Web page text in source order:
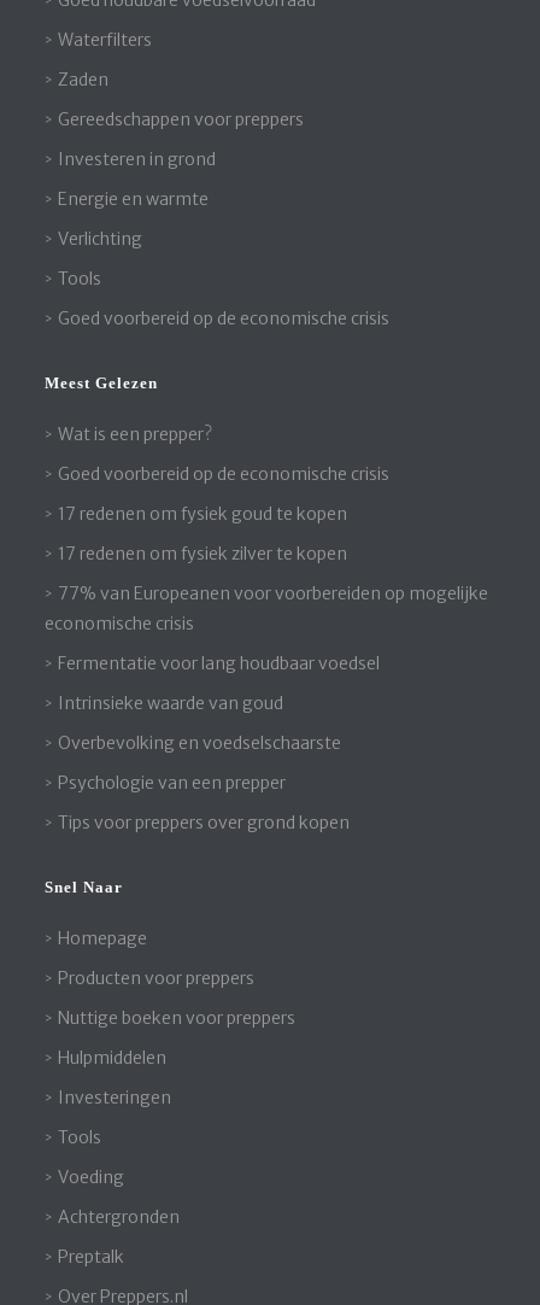
Waterfilters
Zaden
Gereedschappen voor preppers
Investeren in grond
Energie en warmte
Verlichting
Tools
Goed voorbereid op de economische crisis
Meest Gelezen
Wat is een prepper?
Goed voorbereid op de economische crisis
17 redenen om fysiek goud te kopen
17 redenen om fysiek zilver te kopen
77% van Europeanen voor voorbereiden op mogelijke
economische crisis
Fermentatie voor lang houdbaar voedsel
Intrinsieke waarde van goud
Overbevolking en voedselschaarste
Psychologie van een prepper
Tips voor preppers over grond kopen
Snel Naar
Homepage
Producten voor preppers
Nuttige boeken voor preppers
Hulpmiddelen
Investeringen
Tools
Voeding
Achtergronden
Preptalk
Over Preppers.nl